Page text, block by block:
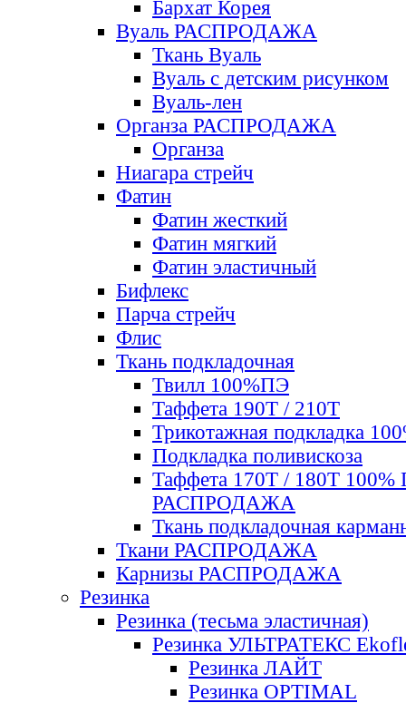
Бархат Корея
Вуаль РАСПРОДАЖА
Ткань Вуаль
Вуаль с детским рисунком
Вуаль-лен
Органза РАСПРОДАЖА
Органза
Ниагара стрейч
Фатин
Фатин жесткий
Фатин мягкий
Фатин элаcтичный
Бифлекс
Парча стрейч
Флис
Ткань подкладочная
Твилл 100%ПЭ
Таффета 190Т / 210Т
Трикотажная подкладка
Подкладка поливискоза
Таффета 170Т / 180Т 100%
РАСПРОДАЖА
Ткань подкладочная
Ткани РАСПРОДАЖА
Карнизы РАСПРОДАЖА
Резинка
Резинка (тесьма эластичная)
Резинка УЛЬТРАТЕКС
Резинка ЛАЙТ
Резинка OPTIMAL